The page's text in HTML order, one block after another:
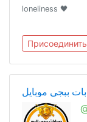
loneliness 🖤
ببجي موبايل